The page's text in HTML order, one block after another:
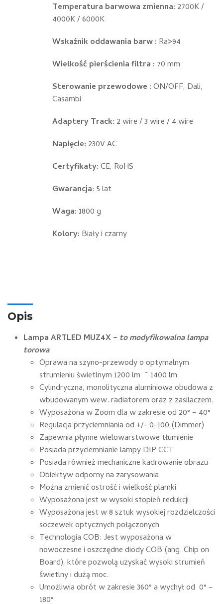
Temperatura barwowa zmienna: 2700K /
4000K / 6000K
Wskaźnik oddawania barw : Ra>94
Wielkość pierścienia filtra : 70 mm
Sterowanie przewodowe :ON/OFF, Dali,
Casambi
Adaptery Track: 2 wire / 3 wire / 4 wire
Napięcie: 230V AC
Certyfikaty:CE, RoHS
Gwarancja: 5 lat
Waga: 1800 g
Kolory: Biały i czarny
Opis
Lampa ARTLED MUZ4X – to modyfikowalna lampa
torowa
Oprawa na szyno-przewody o optymalnym
strumieniu świetlnym 1200 lm ~ 1400 lm
Cylindryczna, monolityczna aluminiowa obudowa z
wbudowanym wew. radiatorem oraz z zasilaczem.
Wyposażona w Zoom dla w zakresie od 20° – 40°
Regulacja przyciemniania od +/- 0-100 (Dimmer)
Zapewnia płynne wielowarstwowe tłumienie
Posiada przyciemnianie lampy DIP CCT
Posiada również mechaniczne kadrowanie obrazu
Obiektyw odporny na zarysowania
Można zmienić ostrość i wielkość plamki
Wyposażona jest w wysoki stopień redukcji
Wyposażona jest w 8 sztuk wysokiej rozdzielczości
soczewek optycznych połączonych
Technologia COB: Jest wyposażona w
nowoczesne i oszczędne diody COB (ang. Chip on
Board), które pozwolą uzyskać wysoki strumień
świetlny i dużą moc.
Umożliwia obrót w zakresie 360° a wychył od 0° –
180°